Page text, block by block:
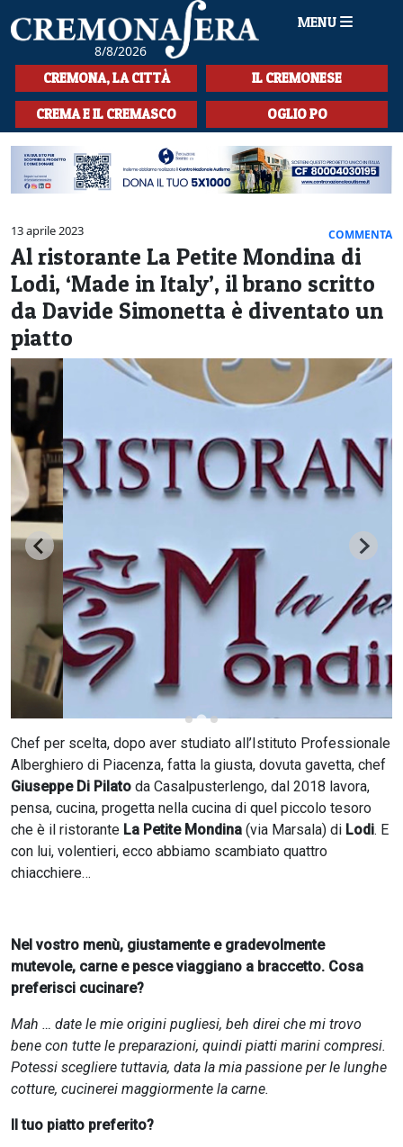
8/8/2026
MENU
HOME
CRONACA
SPORT
LA MUSICA
CULTURA
LA STORIA
SPETTACOLI
L'EDITORIALE
SEZIONI
CERCA
CREMONA, LA CITTÀ IL CREMONESE
CREMA E IL CREMASCO OGLIO PO
13 aprile 2023 COMMENTA
Al ristorante La Petite Mondina di
Lodi, ‘Made in Italy’, il brano scritto
da Davide Simonetta è diventato un
piatto
Chef per scelta, dopo aver studiato all’Istituto Professionale
Alberghiero di Piacenza, fatta la giusta, dovuta gavetta, chef
Giuseppe Di Pilato da Casalpusterlengo, dal 2018 lavora,
pensa, cucina, progetta nella cucina di quel piccolo tesoro
che è il ristorante La Petite Mondina (via Marsala) di Lodi. E
con lui, volentieri, ecco abbiamo scambiato quattro
chiacchiere…
Nel vostro menù, giustamente e gradevolmente
mutevole, carne e pesce viaggiano a braccetto. Cosa
preferisci cucinare?
Mah … date le mie origini pugliesi, beh direi che mi trovo
bene con tutte le preparazioni, quindi piatti marini compresi.
Potessi scegliere tuttavia, data la mia passione per le lunghe
cotture, cucinerei maggiormente la carne.
Il tuo piatto preferito?